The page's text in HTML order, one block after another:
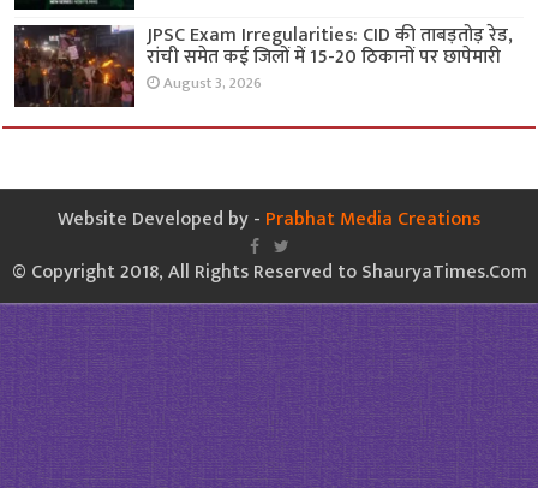
JPSC Exam Irregularities: CID की ताबड़तोड़ रेड,
रांची समेत कई जिलों में 15-20 ठिकानों पर छापेमारी
August 3, 2026
Website Developed by - Prabhat Media Creations
© Copyright 2018, All Rights Reserved to ShauryaTimes.Com